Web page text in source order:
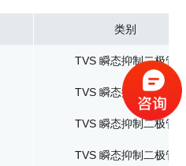
类别
TVS 瞬态抑制二极管
TVS 瞬态抑制二极管
TVS 瞬态抑制二极管
TVS 瞬态抑制二极管